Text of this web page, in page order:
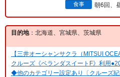
食事 朝6回、
目的地：北海道、宮城県、茨城県
【三井オーシャンサクラ（MITSUI
クルーズ《ベランダスイートF》利用
◆他のカテゴリー設定あり〔クルーズ紀